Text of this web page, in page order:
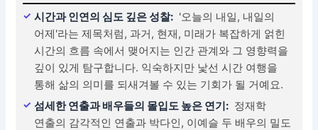
시간과 인연의 심도 깊은 성찰: '오늘의 내일, 내일의
어제'라는 제목처럼, 과거, 현재, 미래가 복잡하게 얽힌
시간의 흐름 속에서 맺어지는 인간 관계와 그 영향력을
깊이 있게 탐구합니다. 익숙하지만 낯선 시간 여행을
통해 삶의 의미를 되새겨볼 수 있는 기회가 될 거예요.
섬세한 연출과 배우들의 몰입도 높은 연기: 정재학
연출의 감각적인 연출과 박다인, 이예슬 두 배우의 밀도